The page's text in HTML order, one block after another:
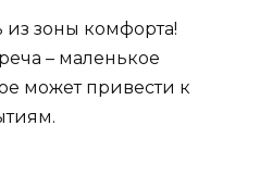
из зоны комфорта!
– маленькое
может привести к